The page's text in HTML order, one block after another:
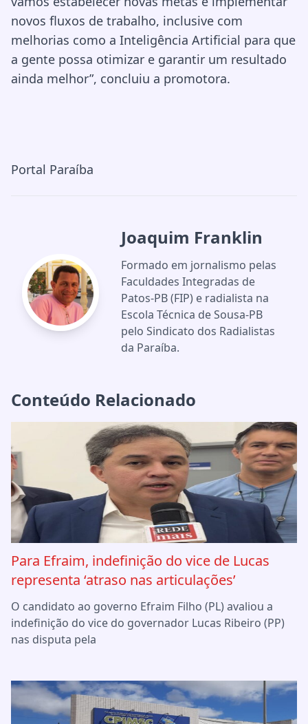
novos fluxos de trabalho, inclusive com
melhorias como a Inteligência Artificial para que
a gente possa otimizar e garantir um resultado
ainda melhor”, concluiu a promotora.
Portal Paraíba
Joaquim Franklin
Formado em jornalismo pelas
Faculdades Integradas de
Patos-PB (FIP) e radialista na
Escola Técnica de Sousa-PB
pelo Sindicato dos Radialistas
da Paraíba.
Conteúdo Relacionado
Para Efraim, indefinição do vice de Lucas
representa ‘atraso nas articulações’
O candidato ao governo Efraim Filho (PL) avaliou a
indefinição do vice do governador Lucas Ribeiro (PP)
nas disputa pela